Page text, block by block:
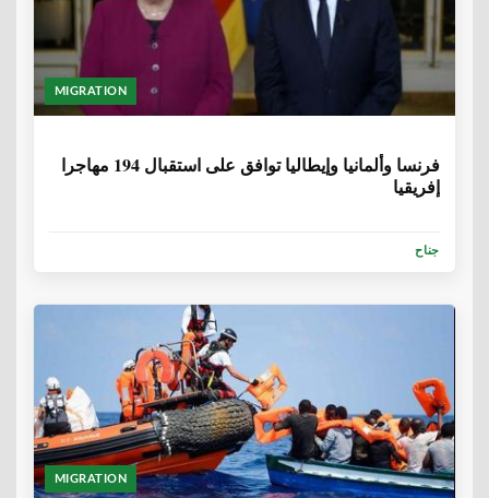
MIGRATION
فرنسا وألمانيا وإيطاليا توافق على استقبال 194 مهاجرا
إفريقيا
جناح
MIGRATION